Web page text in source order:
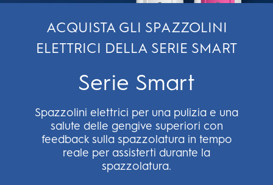
ACQUISTA GLI SPAZZOLINI
ELETTRICI DELLA SERIE SMART
Serie Smart
Spazzolini elettrici per una pulizia e una
salute delle gengive superiori con
feedback sulla spazzolatura in tempo
reale per assisterti durante la
spazzolatura.